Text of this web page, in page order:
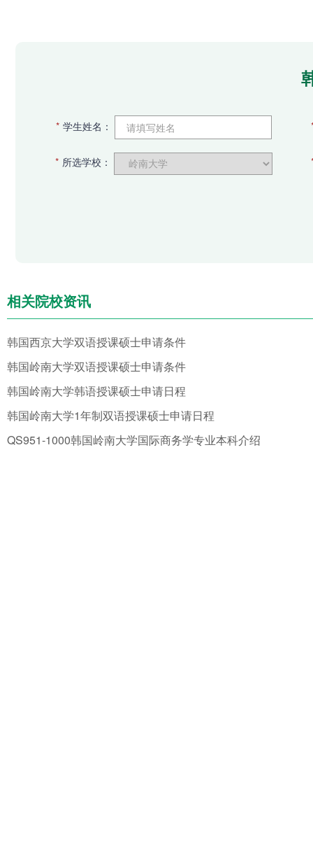
* 学生姓名：
* 所选学校：
相关院校资讯
韩国西京大学双语授课硕士申请条件
韩国岭南大学双语授课硕士申请条件
韩国岭南大学韩语授课硕士申请日程
韩国岭南大学1年制双语授课硕士申请日程
QS951-1000韩国岭南大学国际商务学专业本科介绍